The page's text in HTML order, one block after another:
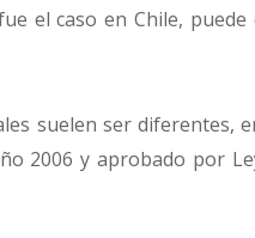
el caso en Chile,
suelen ser diferentes,
2006 y aprobado por